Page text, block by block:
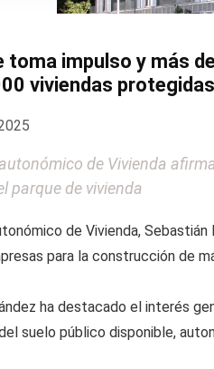
toma impulso y más
viviendas protegidas
de Vivienda
parque de vivienda
de Vivienda,
para la construcción de
ha destacado el interés
suelo público disponible,